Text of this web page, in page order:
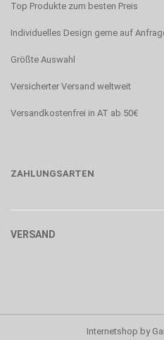
Top Produkte zum besten Preis
Individuelles Design gerne auf
Größte Auswahl
Versicherter Versand weltweit
Versandkostenfrei in AT ab 50€
ZAHLUNGSARTEN
VERSAND
Internetshop by